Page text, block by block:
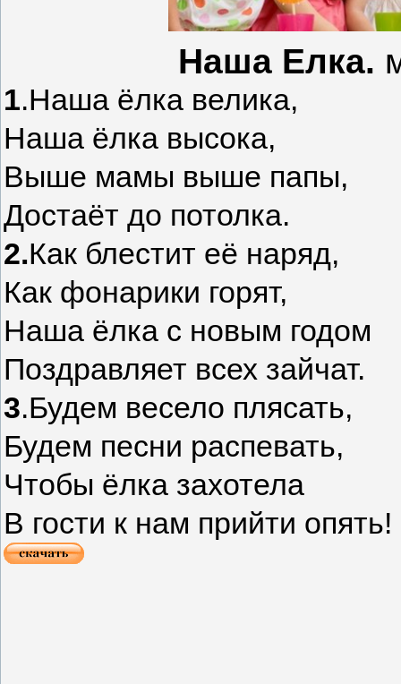
Наша Елка.
1.Наша ёлка велика,
Наша ёлка высока,
Выше мамы выше папы,
Достаёт до потолка.
2.Как блестит её наряд,
Как фонарики горят,
Наша ёлка с новым годом
Поздравляет всех зайчат.
3.Будем весело плясать,
Будем песни распевать,
Чтобы ёлка захотела
В гости к нам прийти опять!